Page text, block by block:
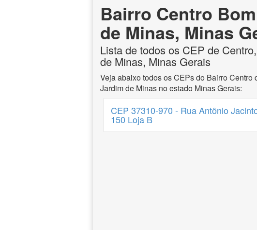
Bairro Centro
de Minas, Minas
Lista de todos os CEP de
de Minas, Minas Gerais
Veja abaixo todos os CEPs do Bairro Centro
Jardim de Minas no estado Minas Gerais:
CEP 37310-970 - Rua Antônio
150 Loja B